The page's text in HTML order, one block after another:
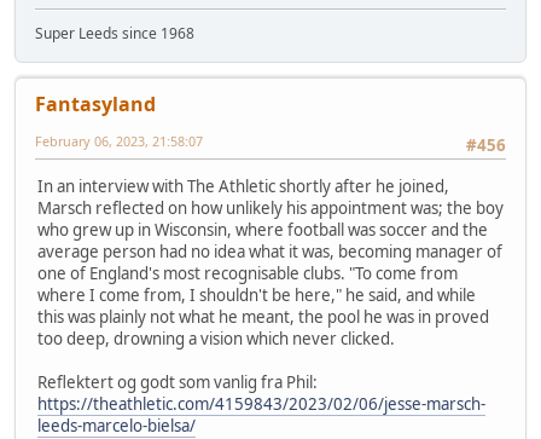
Super Leeds since 1968
Fantasyland
#456
February 06, 2023, 21:58:07
In an interview with The Athletic shortly after he joined,
Marsch reflected on how unlikely his appointment was; the boy
who grew up in Wisconsin, where football was soccer and the
average person had no idea what it was, becoming manager of
one of England's most recognisable clubs. "To come from
where I come from, I shouldn't be here," he said, and while
this was plainly not what he meant, the pool he was in proved
too deep, drowning a vision which never clicked.
Reflektert og godt som vanlig fra Phil:
https://theathletic.com/4159843/2023/02/06/jesse-marsch-
leeds-marcelo-bielsa/